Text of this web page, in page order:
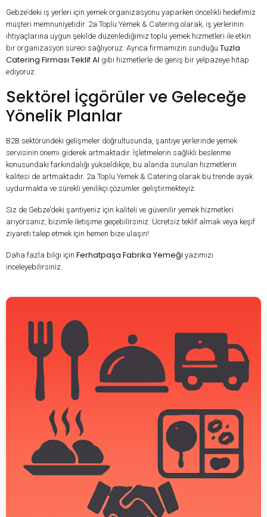
Gebze’deki iş yerleri için yemek organizasyonu yaparken öncelikli hedefimiz
müşteri memnuniyetidir. 2a Toplu Yemek & Catering olarak, iş yerlerinin
ihtiyaçlarına uygun şekilde düzenlediğimiz toplu yemek hizmetleri ile etkin
bir organizasyon süreci sağlıyoruz. Ayrıca firmamızın sunduğu Tuzla
Catering Firması Teklif Al gibi hizmetlerle de geniş bir yelpazeye hitap
ediyoruz.
Sektörel İçgörüler ve Geleceğe
Yönelik Planlar
B2B sektöründeki gelişmeler doğrultusunda, şantiye yerlerinde yemek
servisinin önemi giderek artmaktadır. İşletmelerin sağlıklı beslenme
konusundaki farkındalığı yükseldikçe, bu alanda sunulan hizmetlerin
kalitesi de artmaktadır. 2a Toplu Yemek & Catering olarak bu trende ayak
uydurmakta ve sürekli yenilikçi çözümler geliştirmekteyiz.
Siz de Gebze’deki şantiyeniz için kaliteli ve güvenilir yemek hizmetleri
arıyorsanız, bizimle iletişime geçebilirsiniz. Ücretsiz teklif almak veya keşif
ziyareti talep etmek için hemen bize ulaşın!
Daha fazla bilgi için Ferhatpaşa Fabrika Yemeği yazımızı
inceleyebilirsiniz.